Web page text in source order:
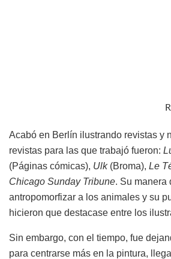
Acabó en Berlín ilustrando revistas y
revistas para las que trabajó fueron:
(Páginas cómicas), Ulk(Broma), Le
Chicago Sunday Tribune. Su manera
antropomorfizar a los animales y su
hicieron que destacase entre los
Sin embargo, con el tiempo, fue
para centrarse más en la pintura,